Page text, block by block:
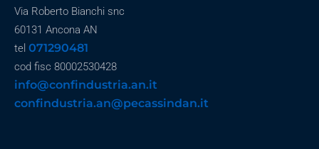
Via Roberto Bianchi snc
60131 Ancona AN
tel 071290481
cod fisc 80002530428
info@confindustria.an.it
confindustria.an@pecassindan.it